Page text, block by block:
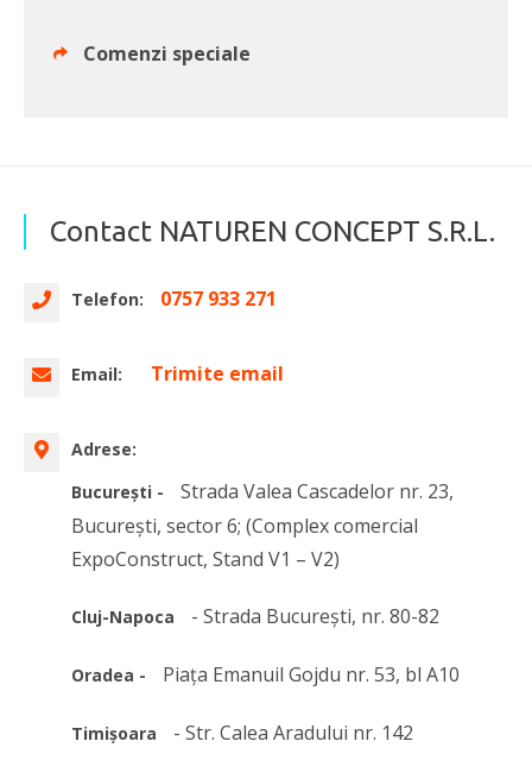
Comenzi speciale
Contact NATUREN CONCEPT S.R.L.
Telefon: 0757 933 271
Email: Trimite email
Adrese:
București -
Strada Valea Cascadelor nr. 23,
București, sector 6; (Complex comercial
ExpoConstruct, Stand V1 – V2)
Cluj-Napoca - Strada București, nr. 80-82
Oradea - Piața Emanuil Gojdu nr. 53, bl A10
Timișoara
- Str. Calea Aradului nr. 142